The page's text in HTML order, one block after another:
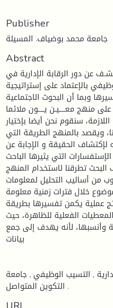
Publisher
جامعة محمد بوضياف. المسيلة
Abstract
عن دور الرقابة الإدارية في
بالإعتماد على إستراتيجية
وبما أن البحوث الاجتماعية
منهج معــــيـن يــــون ملائما
سنقوم نحن أيضا بإختيار
ويقصد بالمنهج الطريقة التي
الحقيقة و الإجابة عن
التي يثيرها الباحث .
تطرقنا لاستخدام المنهج
من أساليب التحليل لمعلومات
خلال فترات زمنية معلومة
عملية يكمن تفسيرها بطريقة
الفعلية للظاهرة، حيث
وأنسبها، لأنه يهدف إلى جمع
بيانات
, التسيب الوظيفي , جامعة
التكوين المتواصل .